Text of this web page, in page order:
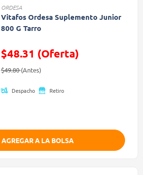
ORDESA
Vitafos Ordesa Suplemento Junior
800 G Tarro
$48.31 (Oferta)
Precio reducido de
$49.80(Antes)(Oferta)
Despacho Retiro
AGREGAR A LA BOLSA